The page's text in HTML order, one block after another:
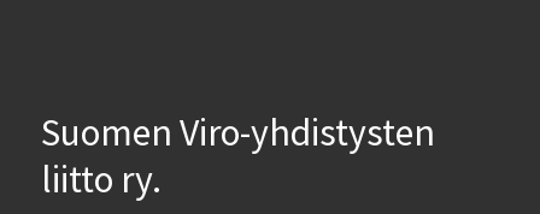
Suomen Viro-yhdistysten
liitto ry.